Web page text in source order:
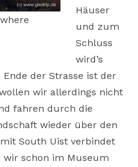
Häuser
und zum
Schluss
wird’s
der Strasse ist der
wir allerdings nicht
fahren durch die
wieder über den
South Uist verbindet
wir schon im Museum